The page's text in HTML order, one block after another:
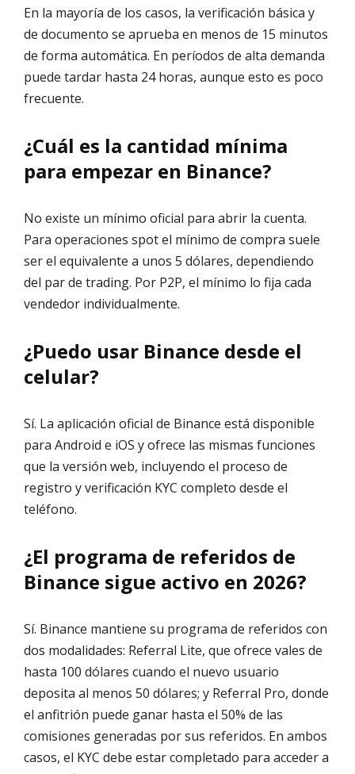
En la mayoría de los casos, la verificación básica y
de documento se aprueba en menos de 15 minutos
de forma automática. En períodos de alta demanda
puede tardar hasta 24 horas, aunque esto es poco
frecuente.
¿Cuál es la cantidad mínima
para empezar en Binance?
No existe un mínimo oficial para abrir la cuenta.
Para operaciones spot el mínimo de compra suele
ser el equivalente a unos 5 dólares, dependiendo
del par de trading. Por P2P, el mínimo lo fija cada
vendedor individualmente.
¿Puedo usar Binance desde el
celular?
Sí. La aplicación oficial de Binance está disponible
para Android e iOS y ofrece las mismas funciones
que la versión web, incluyendo el proceso de
registro y verificación KYC completo desde el
teléfono.
¿El programa de referidos de
Binance sigue activo en 2026?
Sí. Binance mantiene su programa de referidos con
dos modalidades: Referral Lite, que ofrece vales de
hasta 100 dólares cuando el nuevo usuario
deposita al menos 50 dólares; y Referral Pro, donde
el anfitrión puede ganar hasta el 50% de las
comisiones generadas por sus referidos. En ambos
casos, el KYC debe estar completado para acceder a